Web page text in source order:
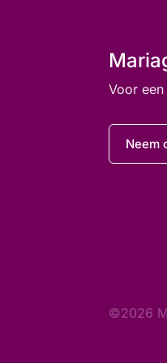
Voor
Neem
©2026